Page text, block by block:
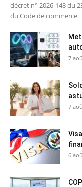
décret n° 2026-148 du
du Code de commerce
7
7
6